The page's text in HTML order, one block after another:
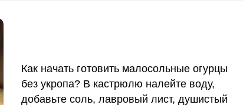
10 мкг 0
Как начать готовить малосольные огурцы
без укропа? В кастрюлю налейте воду,
добавьте соль, лавровый лист, душистый
или